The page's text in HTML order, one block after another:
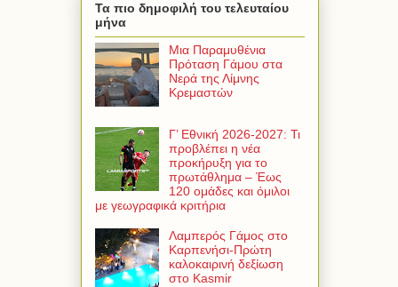
Τα πιο δημοφιλή του τελευταίου
μήνα
Μια Παραμυθένια
Πρόταση Γάμου στα
Νερά της Λίμνης
Κρεμαστών
Γ’ Εθνική 2026-2027: Τι
προβλέπει η νέα
προκήρυξη για το
πρωτάθλημα – Έως
120 ομάδες και όμιλοι
με γεωγραφικά κριτήρια
Λαμπερός Γάμος στο
Καρπενήσι-Πρώτη
καλοκαιρινή δεξίωση
στο Kasmir